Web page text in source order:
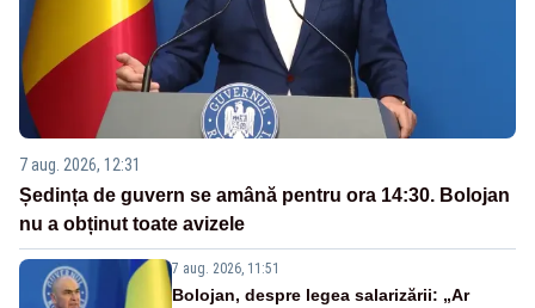
7 aug. 2026, 12:31
Ședința de guvern se amână pentru ora 14:30. Bolojan
nu a obținut toate avizele
7 aug. 2026, 11:51
Bolojan, despre legea salarizării: „Ar